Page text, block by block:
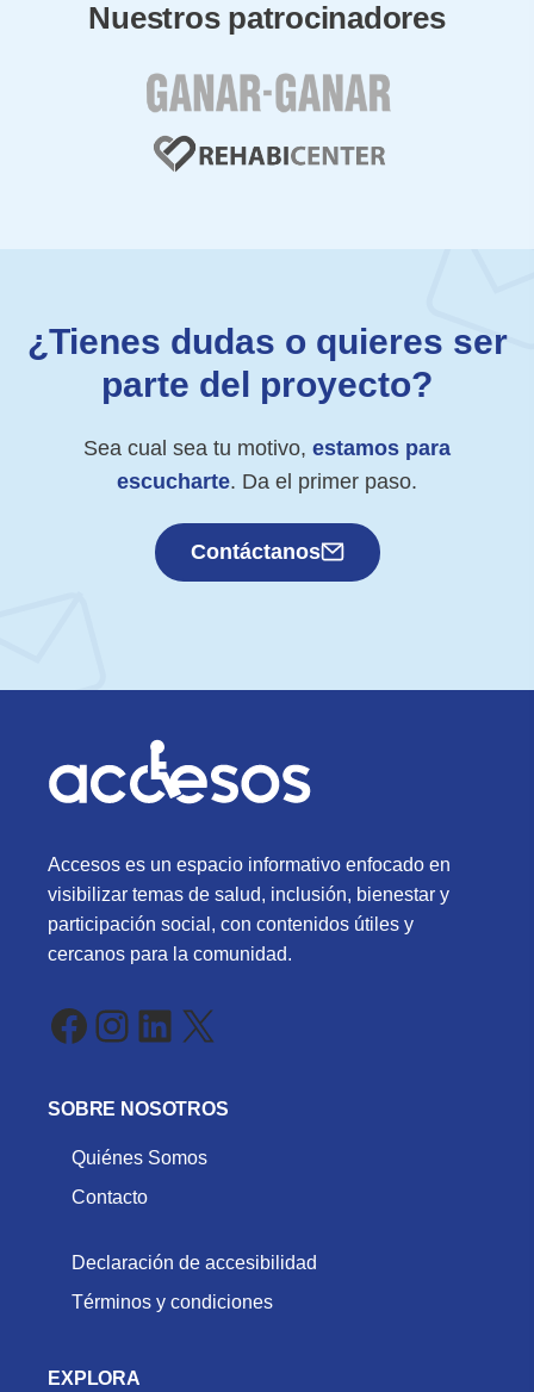
Nuestros patrocinadores
¿Tienes dudas o quieres ser
parte del proyecto?
Sea cual sea tu motivo, estamos para
escucharte. Da el primer paso.
Contáctanos
Accesos es un espacio informativo enfocado en
visibilizar temas de salud, inclusión, bienestar y
participación social, con contenidos útiles y
cercanos para la comunidad.
Facebook
Instagram
LinkedIn
X
SOBRE NOSOTROS
Quiénes Somos
Contacto
Declaración de accesibilidad
Términos y condiciones
EXPLORA